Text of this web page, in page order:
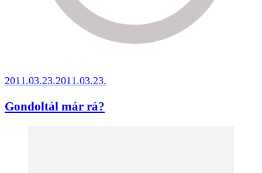
2011.03.23.2011.03.23.
Gondoltál már rá?